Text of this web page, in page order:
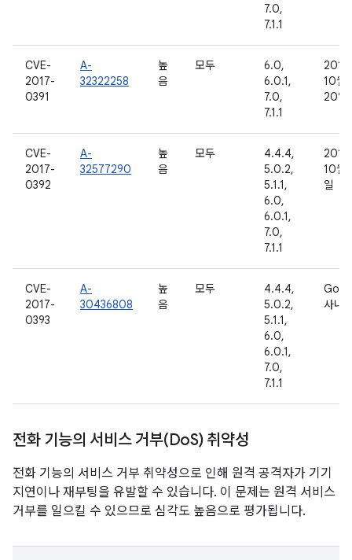
7.0,
7.1.1
CVE-
2017-
0391
A-
32322258
높
음
모두
6.0,
6.0.1,
7.0,
7.1.1
2016
10월
20일
CVE-
2017-
0392
A-
32577290
높
음
모두
4.4.4,
5.0.2,
5.1.1,
6.0,
6.0.1,
7.0,
7.1.1
2016
10월
일
CVE-
2017-
0393
A-
30436808
높
음
모두
4.4.4,
5.0.2,
5.1.1,
6.0,
6.0.1,
7.0,
7.1.1
사내
전화 기능의 서비스 거부(DoS) 취약성
전화 기능의 서비스 거부 취약성으로 인해 원격 공격자가 기기
지연이나 재부팅을 유발할 수 있습니다. 이 문제는 원격 서비스
거부를 일으킬 수 있으므로 심각도 높음으로 평가됩니다.